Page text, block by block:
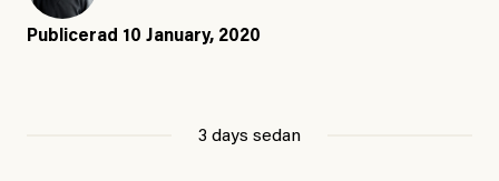
Publicerad 10 January, 2020
3 days sedan